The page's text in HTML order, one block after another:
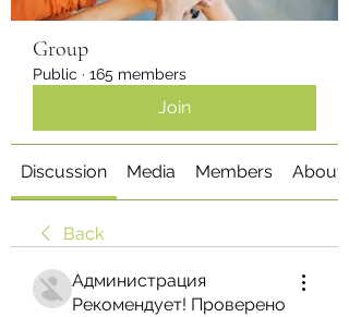
Group
Public · 165 members
Join
Discussion Media Members About
Back
Администрация
Рекомендует! Проверено